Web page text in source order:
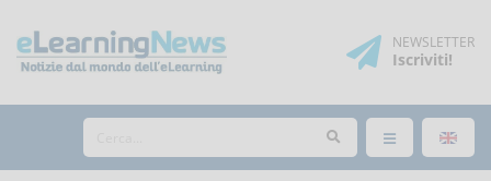
NEWSLETTER
Iscriviti!